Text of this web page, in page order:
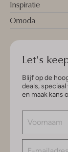
Inspiratie
Omoda
Let's
Blijf op de
deals,
en maak kans